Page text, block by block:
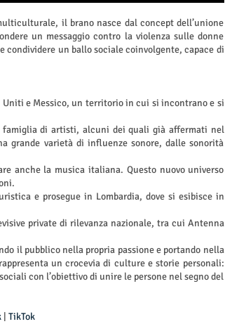
il brano nasce dal concept dell’unione
un messaggio contro la violenza sulle donne
condividere un ballo sociale coinvolgente, capace di
e Messico, un territorio in cui si incontrano e si
famiglia di artisti, alcuni dei quali già affermati nel
grande varietà di influenze sonore, dalle sonorità
anche la musica italiana. Questo nuovo universo
e prosegue in Lombardia, dove si esibisce in
private di rilevanza nazionale, tra cui Antenna
il pubblico nella propria passione e portando nella
un crocevia di culture e storie personali:
con l’obiettivo di unire le persone nel segno del
| TikTok